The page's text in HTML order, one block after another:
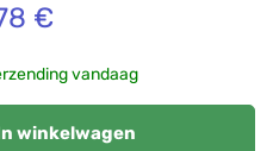
€
vandaag
winkelwagen